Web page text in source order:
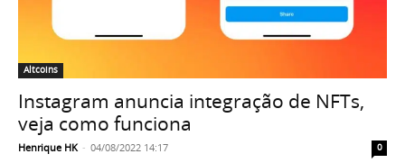
Altcoins
Instagram anuncia integração de NFTs,
veja como funciona
Henrique HK - 04/08/2022 14:17 0